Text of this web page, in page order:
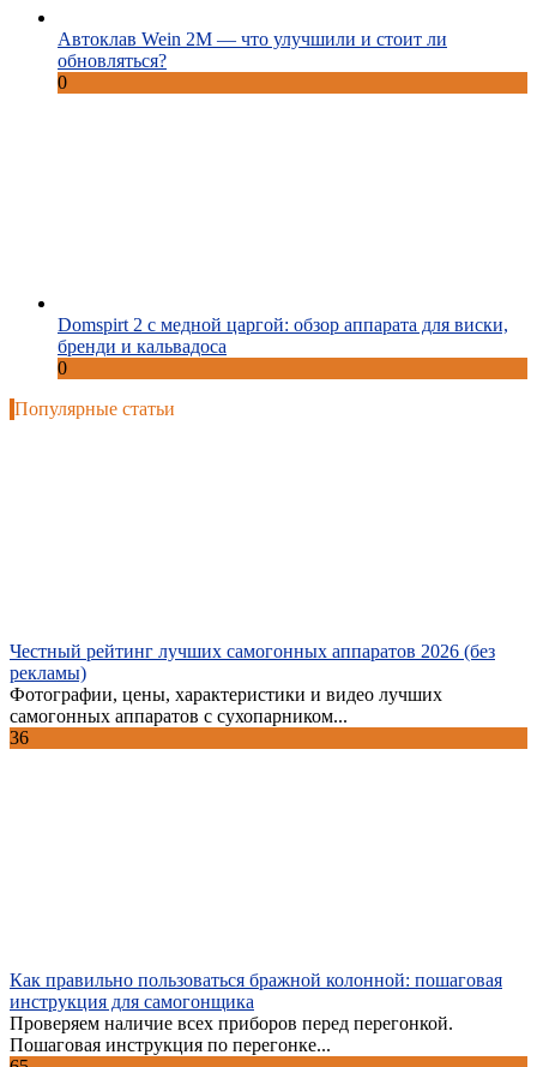
Автоклав Wein 2M — что улучшили и стоит ли
обновляться?
0
Domspirt 2 с медной царгой: обзор аппарата для виски,
бренди и кальвадоса
0
Популярные статьи
Честный рейтинг лучших самогонных аппаратов 2026 (без
рекламы)
Фотографии, цены, характеристики и видео лучших
самогонных аппаратов с сухопарником...
36
Как правильно пользоваться бражной колонной: пошаговая
инструкция для самогонщика
Проверяем наличие всех приборов перед перегонкой.
Пошаговая инструкция по перегонке...